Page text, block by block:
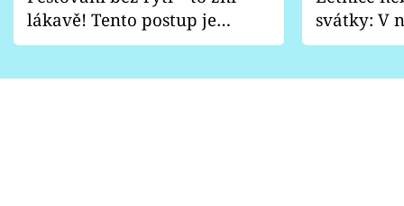
lákavě! Tento postup je
vhodný jen pro některé
svátky: V
pondělí